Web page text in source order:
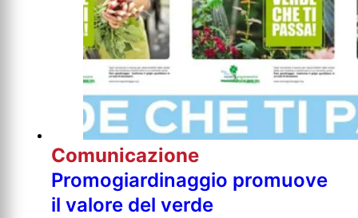
Comunicazione
Promogiardinaggio promuove
il valore del verde